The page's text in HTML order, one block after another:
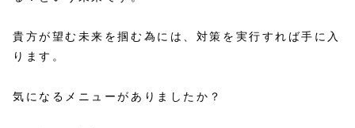
貴方が望む未来を掴む為には、対策を実行すれば手に入
ります。
気になるメニューがありましたか？